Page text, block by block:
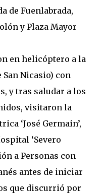
de Fuenlabrada,
y Plaza Mayor
en helicóptero a la
Nicasio) con
y tras saludar a los
visitaron la
‘José Germain’,
‘Severo
a Personas con
antes de iniciar
que discurrió por